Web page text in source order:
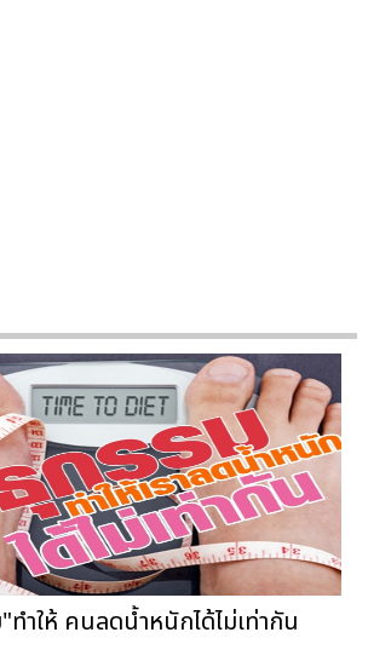
ำให้ คนลดน้ำหนักได้ไม่เท่ากัน